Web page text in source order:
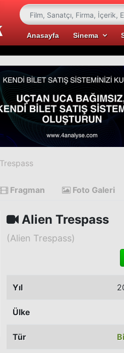
Anasayfa Sinema
Fragman Foto Galeri
Alien Trespass
(Alien Trespass)
Yıl
Ülke
Tür